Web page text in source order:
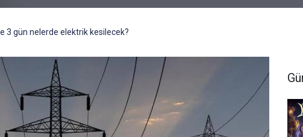
3 gün nelerde elektrik kesilecek?